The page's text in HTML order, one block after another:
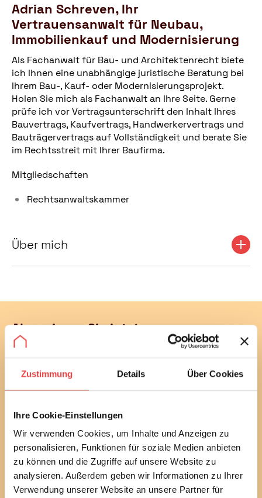
Zustimmung Details Über Cookies
Ihre Cookie-Einstellungen
Wir verwenden Cookies, um Inhalte und Anzeigen zu
personalisieren, Funktionen für soziale Medien anbieten
zu können und die Zugriffe auf unsere Website zu
analysieren. Außerdem geben wir Informationen zu Ihrer
Verwendung unserer Website an unsere Partner für
Adrian Schreven, Ihr
Vertrauensanwalt für Neubau,
Immobilienkauf und Modernisierung
Als Fachanwalt für Bau- und Architektenrecht biete
ich Ihnen eine unabhängige juristische Beratung bei
Ihrem Bau-, Kauf- oder Modernisierungsprojekt.
Holen Sie mich als Fachanwalt an Ihre Seite. Gerne
prüfe ich vor Vertragsunterschrift den Inhalt Ihres
Bauvertrags, Kaufvertrags, Handwerkervertrags und
Bauträgervertrags auf Vollständigkeit und berate Sie
im Rechtsstreit mit Ihrer Baufirma.
Mitgliedschaften
Rechtsanwaltskammer
Über mich
Abonnieren Sie jetzt unseren
kostenlosen Newsletter
bautechnischen und baurechtlichen
Verbraucherthemen immer auf dem Laufenden.
Entwicklungen des Vereins.
Sie können diesen Service in jedem Newsletter wieder
abbestellen.
Ich habe dieDatenschutzbestimmungen gelesen
und stimme diesen zu.